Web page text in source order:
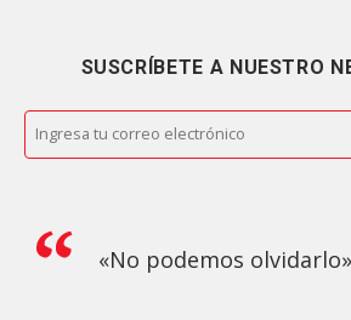
SUSCRÍBETE A NUESTRO
«No podemos